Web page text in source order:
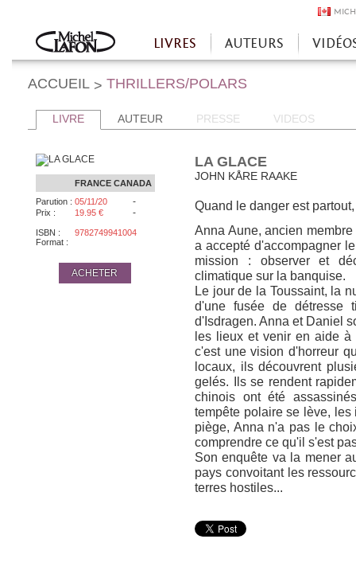
Accueil
LIVRES AUTEURS
ACCUEIL > THRILLERS/POLARS
LIVRE AUTEUR PRESSE VIDEOS
FRANCE CANADA
Parution : 05/11/20 -
Prix : 19.95 € -
ISBN :
9782749941004
Format :
ACHETER
LA GLACE
JOHN KÅRE RAAKE
Quand le danger est
Anna Aune, ancien
a accepté d'accompagner
mission : observer et
climatique sur la banquise.
Le jour de la Toussaint, la
d'une fusée de détresse
d'Isdragen. Anna et Daniel
les lieux et venir en aide
c'est une vision d'horreur
locaux, ils découvrent
gelés. Ils se rendent
chinois ont été
tempête polaire se lève,
piège, Anna n'a pas le
comprendre ce qu'il s'est
Son enquête va la mener
pays convoitant les
terres hostiles...